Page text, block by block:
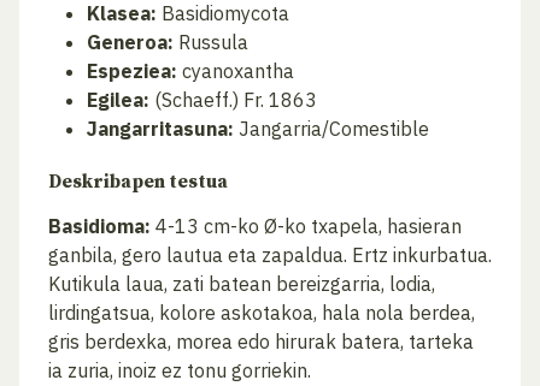
Klasea: Basidiomycota
Generoa: Russula
Espeziea: cyanoxantha
Egilea: (Schaeff.) Fr. 1863
Jangarritasuna: Jangarria/Comestible
Deskribapen testua
Basidioma: 4-13 cm-ko Ø-ko txapela, hasieran
ganbila, gero lautua eta zapaldua. Ertz inkurbatua.
Kutikula laua, zati batean bereizgarria, lodia,
lirdingatsua, kolore askotakoa, hala nola berdea,
gris berdexka, morea edo hirurak batera, tarteka
ia zuria, inoiz ez tonu gorriekin.